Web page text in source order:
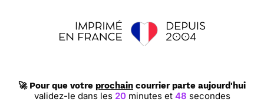
🚀 Pour que votre prochain courrier parte aujourd'hui
validez-le dans les 20 minutes et 47 secondes